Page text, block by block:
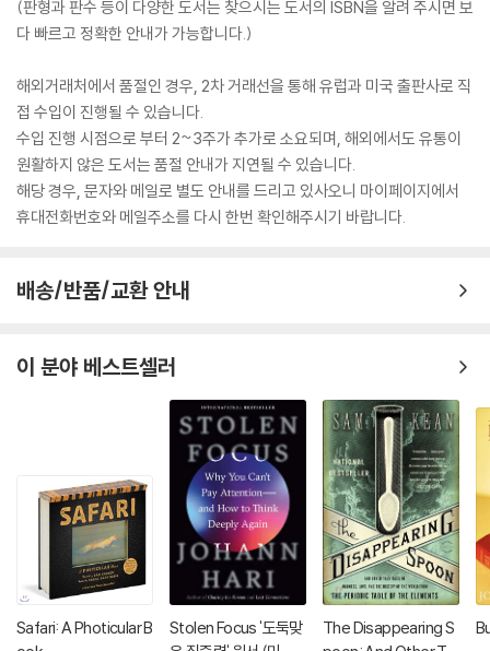
(판형과 판수 등이 다양한 도서는 찾으시는 도서의 ISBN을 알려 주시면 보
다 빠르고 정확한 안내가 가능합니다.)
해외거래처에서 품절인 경우, 2차 거래선을 통해 유럽과 미국 출판사로 직
접 수입이 진행될 수 있습니다.
수입 진행 시점으로 부터 2~3주가 추가로 소요되며, 해외에서도 유통이
원활하지 않은 도서는 품절 안내가 지연될 수 있습니다.
해당 경우, 문자와 메일로 별도 안내를 드리고 있사오니 마이페이지에서
휴대전화번호와 메일주소를 다시 한번 확인해주시기 바랍니다.
배송/반품/교환 안내
이 분야 베스트셀러
Safari: A Photicular B
Stolen Focus '도둑맞
The Disappearing S